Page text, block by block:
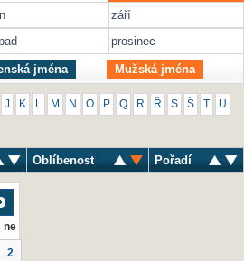
září
prosinec
jména Mužská jména
J K M N O P Q R Ř S Š U
Oblíbenost Pořadí
ne
2